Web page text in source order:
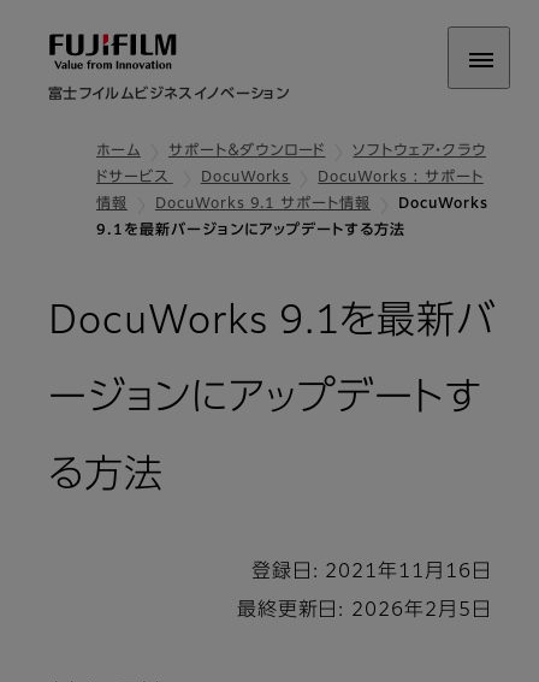
富士フイルムビジネスイノベーション
ホーム サポート＆ダウンロード
ソフトウェア・クラウ
ドサービス
DocuWorks
DocuWorks : サポート
情報
DocuWorks 9.1 サポート情報
DocuWorks
9.1を最新バージョンにアップデートする方法
DocuWorks 9.1を最新バ
ージョンにアップデートす
る方法
登録日: 2021年11月16日
最終更新日: 2026年2月5日